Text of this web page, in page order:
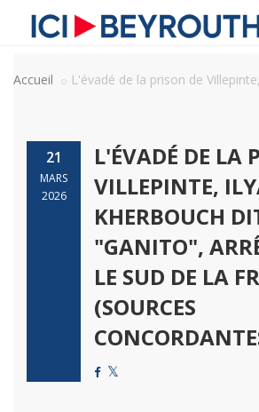
Accueil L'évadé de la prison de
21
MARS
2026
L'ÉVADÉ DE LA
VILLEPINTE,
KHERBOUCH
"GANITO",
LE SUD DE LA
(SOURCES